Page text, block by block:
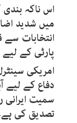
اس ناکہ
میں شدید
انتخابات
پارٹی کے
امریکی
دفاع کے لیے
سمیت ایرانی
تصدیق کی